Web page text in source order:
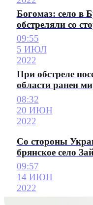
Богомаз: село в
обстреляли со
09:55
5 ИЮЛ
2022
При обстреле
области ранен
08:32
20 ИЮН
2022
Со стороны
брянское село
09:57
14 ИЮН
2022